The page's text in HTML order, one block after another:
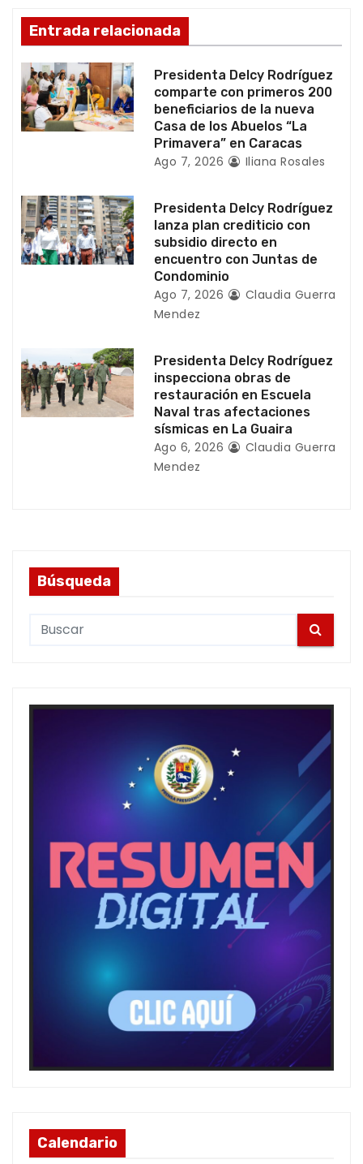
e
e
n
t
a
d
a
Entrada relacionada
Presidenta Delcy Rodríguez
comparte con primeros 200
beneficiarios de la nueva
Casa de los Abuelos “La
Primavera” en Caracas
Ago 7, 2026 Iliana Rosales
Presidenta Delcy Rodríguez
lanza plan crediticio con
subsidio directo en
encuentro con Juntas de
Condominio
Ago 7, 2026
Claudia Guerra
Mendez
Presidenta Delcy Rodríguez
inspecciona obras de
restauración en Escuela
Naval tras afectaciones
sísmicas en La Guaira
Ago 6, 2026
Claudia Guerra
Mendez
Búsqueda
c
Calendario